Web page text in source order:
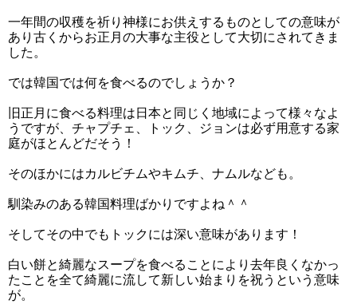
一年間の収穫を祈り神様にお供えするものとしての意味が
あり古くからお正月の大事な主役として大切にされてきま
した。
では韓国では何を食べるのでしょうか？
旧正月に食べる料理は日本と同じく地域によって様々なよ
うですが、チャプチェ、トック、ジョンは必ず用意する家
庭がほとんどだそう！
そのほかにはカルビチムやキムチ、ナムルなども。
馴染みのある韓国料理ばかりですよね＾＾
そしてその中でもトックには深い意味があります！
白い餅と綺麗なスープを食べることにより去年良くなかっ
たことを全て綺麗に流して新しい始まりを祝うという意味
が。